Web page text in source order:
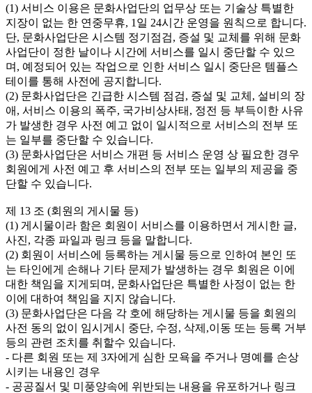
(1) 서비스 이용은 문화사업단의 업무상 또는 기술상 특별한
지장이 없는 한 연중무휴, 1일 24시간 운영을 원칙으로 합니다.
단, 문화사업단은 시스템 정기점검, 증설 및 교체를 위해 문화
사업단이 정한 날이나 시간에 서비스를 일시 중단할 수 있으
며, 예정되어 있는 작업으로 인한 서비스 일시 중단은 템플스
테이를 통해 사전에 공지합니다.
(2) 문화사업단은 긴급한 시스템 점검, 증설 및 교체, 설비의 장
애, 서비스 이용의 폭주, 국가비상사태, 정전 등 부득이한 사유
가 발생한 경우 사전 예고 없이 일시적으로 서비스의 전부 또
는 일부를 중단할 수 있습니다.
(3) 문화사업단은 서비스 개편 등 서비스 운영 상 필요한 경우
회원에게 사전 예고 후 서비스의 전부 또는 일부의 제공을 중
단할 수 있습니다.
제 13 조 (회원의 게시물 등)
(1) 게시물이라 함은 회원이 서비스를 이용하면서 게시한 글,
사진, 각종 파일과 링크 등을 말합니다.
(2) 회원이 서비스에 등록하는 게시물 등으로 인하여 본인 또
는 타인에게 손해나 기타 문제가 발생하는 경우 회원은 이에
대한 책임을 지게되며, 문화사업단은 특별한 사정이 없는 한
이에 대하여 책임을 지지 않습니다.
(3) 문화사업단은 다음 각 호에 해당하는 게시물 등을 회원의
사전 동의 없이 임시게시 중단, 수정, 삭제,이동 또는 등록 거부
등의 관련 조치를 취할수 있습니다.
- 다른 회원 또는 제 3자에게 심한 모욕을 주거나 명예를 손상
시키는 내용인 경우
- 공공질서 및 미풍양속에 위반되는 내용을 유포하거나 링크